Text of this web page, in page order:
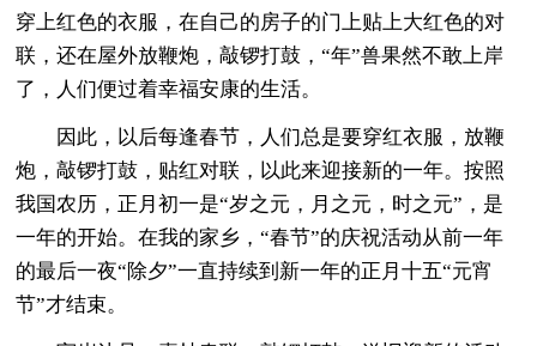
穿上红色的衣服，在自己的房子的门上贴上大红色的对
联，还在屋外放鞭炮，敲锣打鼓，“年”兽果然不敢上岸
了，人们便过着幸福安康的生活。
因此，以后每逢春节，人们总是要穿红衣服，放鞭
炮，敲锣打鼓，贴红对联，以此来迎接新的一年。按照
我国农历，正月初一是“岁之元，月之元，时之元”，是
一年的开始。在我的家乡，“春节”的庆祝活动从前一年
的最后一夜“除夕”一直持续到新一年的正月十五“元宵
节”才结束。